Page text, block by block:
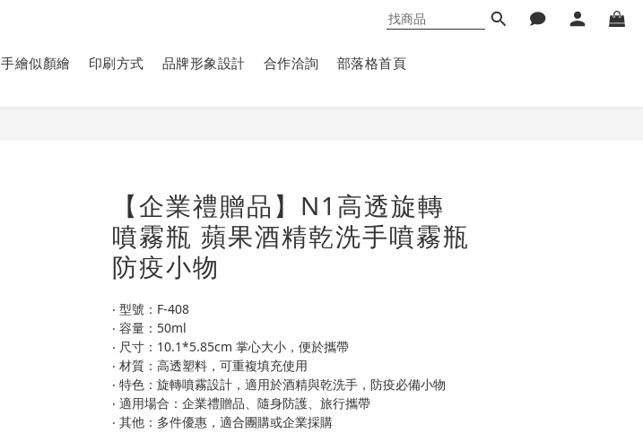
手繪似顏繪 印刷方式 品牌形象設計 合作洽詢 部落格首頁
【企業禮贈品】N1高透旋轉
噴霧瓶 蘋果酒精乾洗手噴霧瓶
防疫小物
‧ 型號：F-408
‧ 容量：50ml
‧ 尺寸：10.1*5.85cm 掌心大小，便於攜帶
‧ 材質：高透塑料，可重複填充使用
‧ 特色：旋轉噴霧設計，適用於酒精與乾洗手，防疫必備小物
‧ 適用場合：企業禮贈品、隨身防護、旅行攜帶
‧ 其他：多件優惠，適合團購或企業採購